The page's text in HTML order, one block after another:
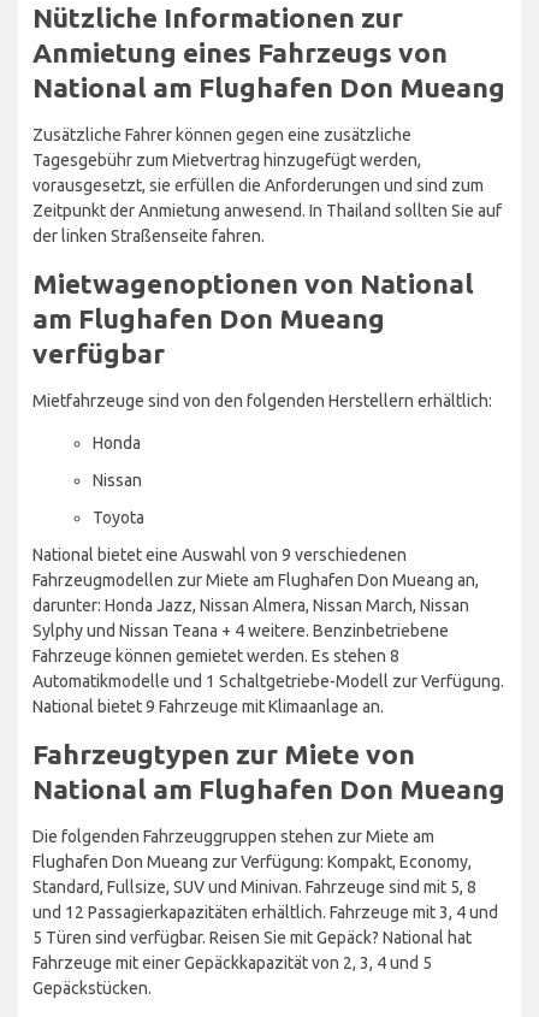
Nützliche Informationen zur
Anmietung eines Fahrzeugs von
National am Flughafen Don Mueang
Zusätzliche Fahrer können gegen eine zusätzliche
Tagesgebühr zum Mietvertrag hinzugefügt werden,
vorausgesetzt, sie erfüllen die Anforderungen und sind zum
Zeitpunkt der Anmietung anwesend. In Thailand sollten Sie auf
der linken Straßenseite fahren.
Mietwagenoptionen von National
am Flughafen Don Mueang
verfügbar
Mietfahrzeuge sind von den folgenden Herstellern erhältlich:
Honda
Nissan
Toyota
National bietet eine Auswahl von 9 verschiedenen
Fahrzeugmodellen zur Miete am Flughafen Don Mueang an,
darunter: Honda Jazz, Nissan Almera, Nissan March, Nissan
Sylphy und Nissan Teana + 4 weitere. Benzinbetriebene
Fahrzeuge können gemietet werden. Es stehen 8
Automatikmodelle und 1 Schaltgetriebe-Modell zur Verfügung.
National bietet 9 Fahrzeuge mit Klimaanlage an.
Fahrzeugtypen zur Miete von
National am Flughafen Don Mueang
Die folgenden Fahrzeuggruppen stehen zur Miete am
Flughafen Don Mueang zur Verfügung: Kompakt, Economy,
Standard, Fullsize, SUV und Minivan. Fahrzeuge sind mit 5, 8
und 12 Passagierkapazitäten erhältlich. Fahrzeuge mit 3, 4 und
5 Türen sind verfügbar. Reisen Sie mit Gepäck? National hat
Fahrzeuge mit einer Gepäckkapazität von 2, 3, 4 und 5
Gepäckstücken.